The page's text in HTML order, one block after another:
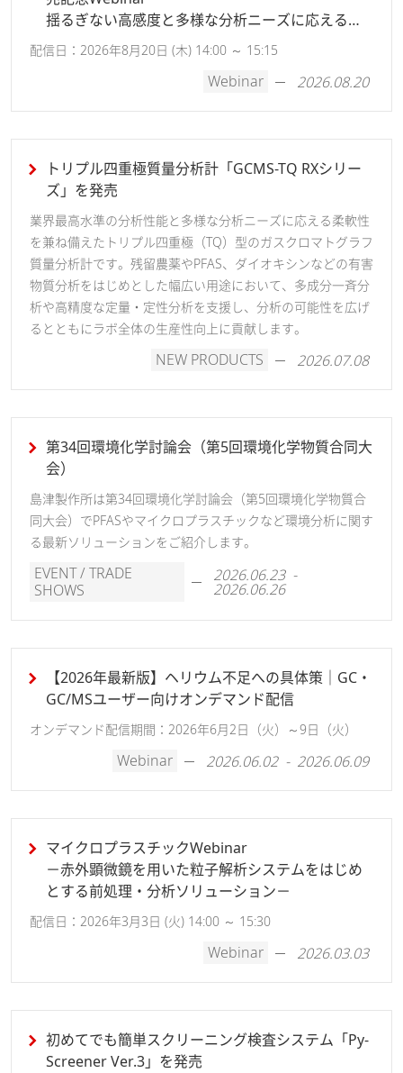
ガスクロマトグラフ質量分析計(GC-MS)
におい分析｜サンプリング選択のポイント
揺るぎない高感度と多様な分析ニーズに応える柔
軟性
配信日：2026年8月20日 (木) 14:00 ～ 15:15
Webinar 2026.08.20
トリプル四重極質量分析計「GCMS-TQ RXシリー
ズ」を発売
業界最高水準の分析性能と多様な分析ニーズに応える柔軟性
を兼ね備えたトリプル四重極（TQ）型のガスクロマトグラフ
質量分析計です。残留農薬やPFAS、ダイオキシンなどの有害
物質分析をはじめとした幅広い用途において、多成分一斉分
析や高精度な定量・定性分析を支援し、分析の可能性を広げ
るとともにラボ全体の生産性向上に貢献します。
NEW PRODUCTS 2026.07.08
第34回環境化学討論会（第5回環境化学物質合同大
会）
島津製作所は第34回環境化学討論会（第5回環境化学物質合
同大会）でPFASやマイクロプラスチックなど環境分析に関す
る最新ソリューションをご紹介します。
EVENT / TRADE
SHOWS
2026.06.23 -
2026.06.26
【2026年最新版】ヘリウム不足への具体策｜GC・
GC/MSユーザー向けオンデマンド配信
オンデマンド配信期間：2026年6月2日（火）～9日（火）
Webinar 2026.06.02 - 2026.06.09
マイクロプラスチックWebinar
－赤外顕微鏡を用いた粒子解析システムをはじめ
とする前処理・分析ソリューション－
配信日：2026年3月3日 (火) 14:00 ～ 15:30
Webinar 2026.03.03
初めてでも簡単スクリーニング検査システム「Py-
Screener Ver.3」を発売